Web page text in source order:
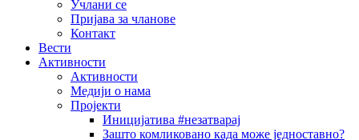
Учлани се
Пријава за чланове
Контакт
Вести
Активности
Активности
Медији о нама
Пројекти
Иницијатива #незатварај
Зашто комликовано када може једноставно?